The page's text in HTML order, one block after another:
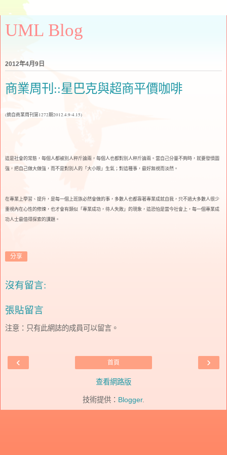
UML Blog
2012年4月9日
商業周刊::星巴克與超商平價咖啡
(摘自商業周刊第1272期2012.4.9-4.15)
這是社會的常態，每個人都被別人秤斤論兩，每個人也都對別人秤斤論兩。當自己分量不夠時，就要發憤圖
強，把自己做大做強，而不是對別人的「大小眼」生氣；對這種事，最好無視而淡然。
在專業上學習、提升，是每一個上班族必然會做的事，多數人也都靠著專業成就自我，只不過大多數人很少
重視內在心性的修煉，也才會有類似「專業成功，待人失敗」的現象，這恐怕是當今社會上，每一個專業成
功人士最值得探索的課題。
分享
沒有留言:
張貼留言
注意：只有此網誌的成員可以留言。
‹ ›
首頁
查看網路版
技術提供： Blogger.